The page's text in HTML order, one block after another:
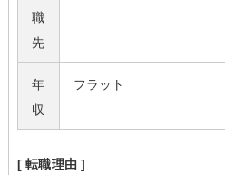
職
先
年
収
フラット
[ 転職理由 ]